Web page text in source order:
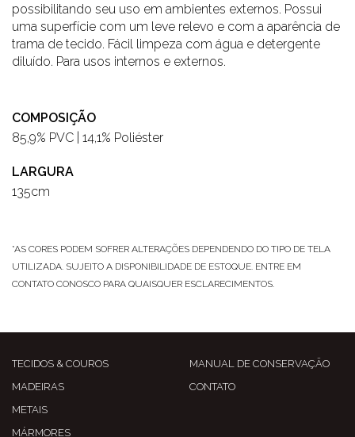
possibilitando seu uso em ambientes externos. Possui
uma superfície com um leve relevo e com a aparência de
trama de tecido. Fácil limpeza com água e detergente
diluído. Para usos internos e externos.
COMPOSIÇÃO
85,9% PVC | 14,1% Poliéster
LARGURA
135cm
*AS CORES PODEM SOFRER ALTERAÇÕES DEPENDENDO DO TIPO DE TELA
UTILIZADA. SUJEITO A DISPONIBILIDADE DE ESTOQUE. ENTRE EM
CONTATO CONOSCO PARA QUAISQUER ESCLARECIMENTOS.
TECIDOS & COUROS
MADEIRAS
METAIS
MÁRMORES
MANUAL DE CONSERVAÇÃO
CONTATO